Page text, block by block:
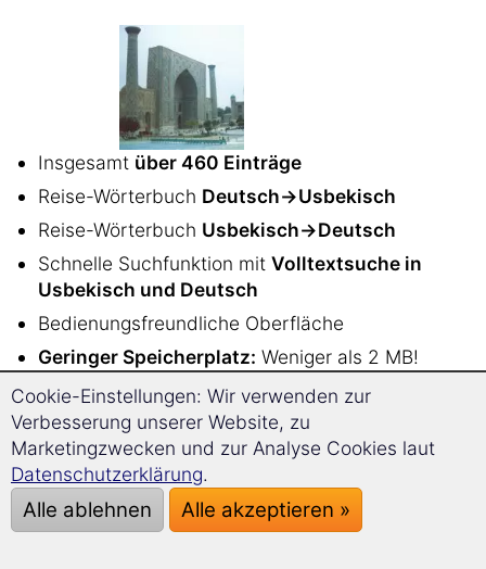
Insgesamt über 460 Einträge
Reise-Wörterbuch Deutsch→Usbekisch
Reise-Wörterbuch Usbekisch→Deutsch
Schnelle Suchfunktion mit Volltextsuche in
Usbekisch und Deutsch
Bedienungsfreundliche Oberfläche
Geringer Speicherplatz: Weniger als 2 MB!
Plattformunabhängig: funktioniert auf dem PC
unterWindows, Linux, Mac OS
Android Smartphones oder Tablets
ISBN 978-3-86725-148-8
Sehreinfache und intuitive Bedienung
Cookie-Einstellungen: Wir verwenden zur
Verbesserung unserer Website, zu
Marketingzwecken und zur Analyse Cookies laut
Datenschutzerklärung.
Alle ablehnen Alle akzeptieren »